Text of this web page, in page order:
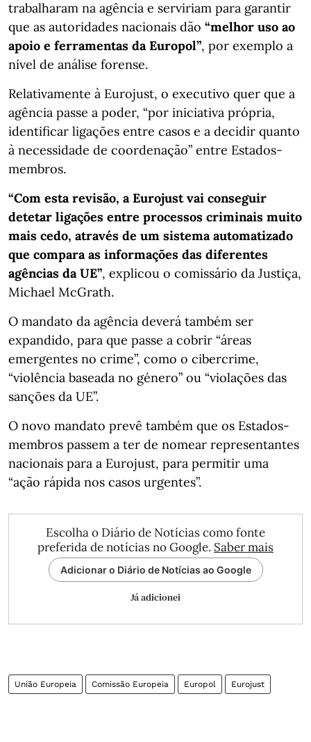
trabalharam na agência e serviriam para garantir
que as autoridades nacionais dão “melhor uso ao
apoio e ferramentas da Europol”, por exemplo a
nível de análise forense.
Relativamente à Eurojust, o executivo quer que a
agência passe a poder, “por iniciativa própria,
identificar ligações entre casos e a decidir quanto
à necessidade de coordenação” entre Estados-
membros.
“Com esta revisão, a Eurojust vai conseguir
detetar ligações entre processos criminais muito
mais cedo, através de um sistema automatizado
que compara as informações das diferentes
agências da UE”, explicou o comissário da Justiça,
Michael McGrath.
O mandato da agência deverá também ser
expandido, para que passe a cobrir “áreas
emergentes no crime”, como o cibercrime,
“violência baseada no género” ou “violações das
sanções da UE”.
O novo mandato prevê também que os Estados-
membros passem a ter de nomear representantes
nacionais para a Eurojust, para permitir uma
“ação rápida nos casos urgentes”.
Escolha o Diário de Notícias como fonte
preferida de notícias no Google. Saber mais
Adicionar o Diário de Notícias ao Google
Já adicionei
União Europeia Comissão Europeia Europol Eurojust